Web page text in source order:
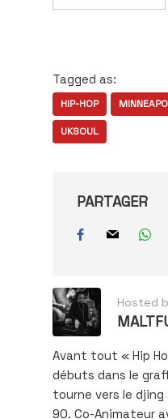
adresse
Tagged as:
HIP-HOP
UKSOUL
PARTAGER
Hosted
Avant tout « Hip
débuts dans le
tourne vers le djing
90. Co-Animateur